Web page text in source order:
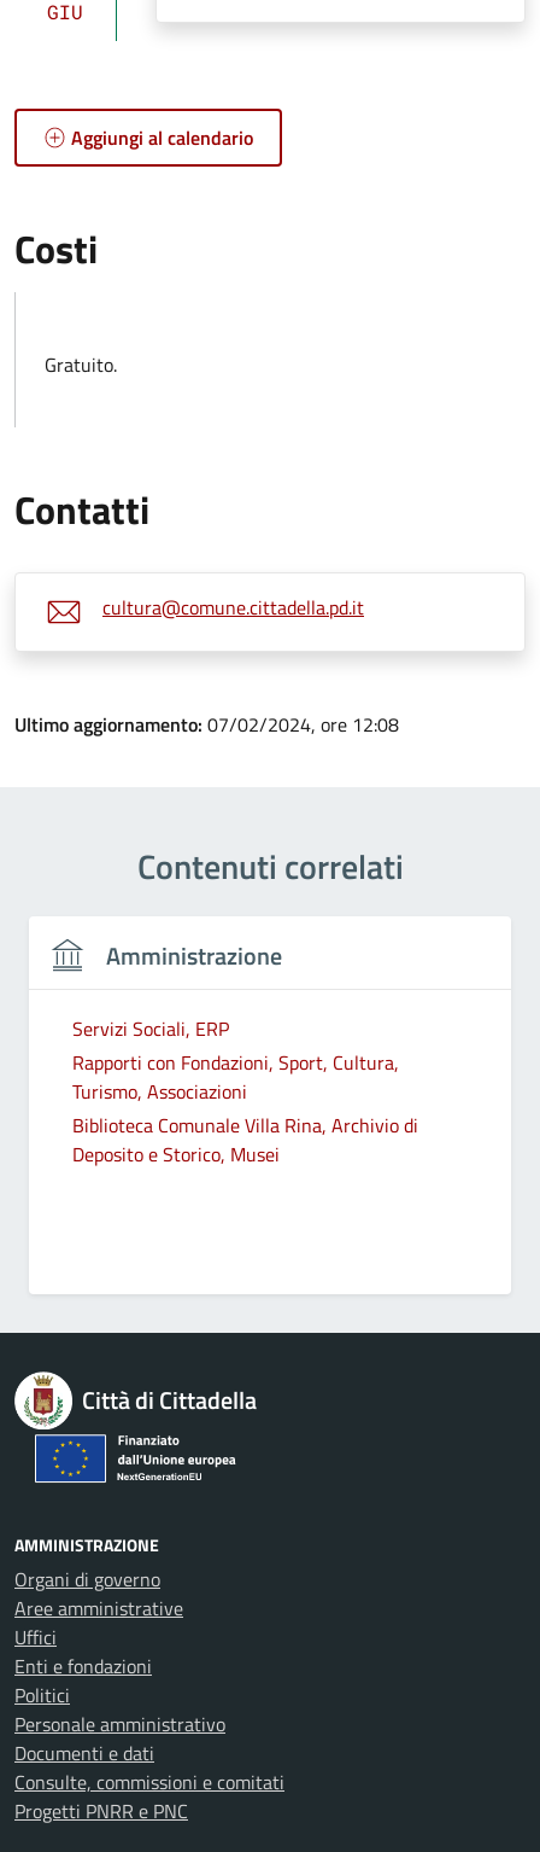
GIU
Aggiungi al calendario
Costi
Gratuito.
Contatti
cultura@comune.cittadella.pd.it
Ultimo aggiornamento: 07/02/2024, ore 12:08
Contenuti correlati
Amministrazione
Servizi Sociali, ERP
Rapporti con Fondazioni, Sport, Cultura,
Turismo, Associazioni
Biblioteca Comunale Villa Rina, Archivio di
Deposito e Storico, Musei
Città di Cittadella
AMMINISTRAZIONE
Organi di governo
Aree amministrative
Uffici
Enti e fondazioni
Politici
Personale amministrativo
Documenti e dati
Consulte, commissioni e comitati
Progetti PNRR e PNC